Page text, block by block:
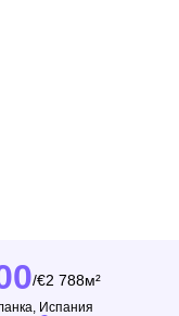
/ 2 788м²
Испания